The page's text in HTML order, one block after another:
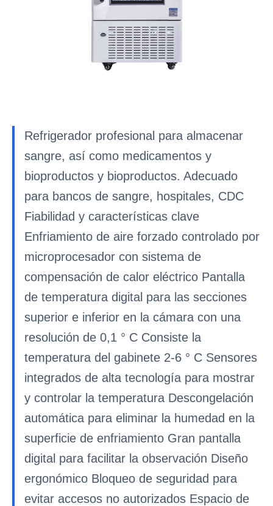
Refrigerador profesional para almacenar
sangre, así como medicamentos y
bioproductos y bioproductos. Adecuado
para bancos de sangre, hospitales, CDC
Fiabilidad y características clave
Enfriamiento de aire forzado controlado por
microprocesador con sistema de
compensación de calor eléctrico Pantalla
de temperatura digital para las secciones
superior e inferior en la cámara con una
resolución de 0,1 ° C Consiste la
temperatura del gabinete 2-6 ° C Sensores
integrados de alta tecnología para mostrar
y controlar la temperatura Descongelación
automática para eliminar la humedad en la
superficie de enfriamiento Gran pantalla
digital para facilitar la observación Diseño
ergonómico Bloqueo de seguridad para
evitar accesos no autorizados Espacio de